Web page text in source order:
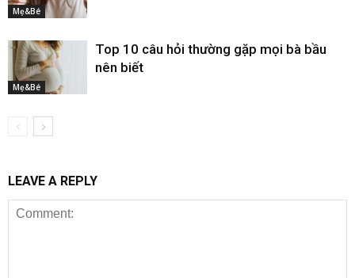
Mẹ&Bé
Mẹ&Bé
Top 10 câu hỏi thường gặp mọi bà bầu
nên biết
LEAVE A REPLY